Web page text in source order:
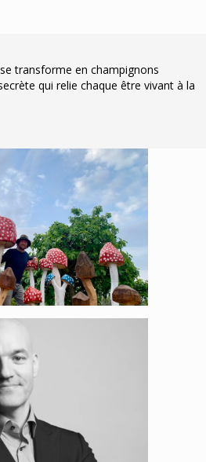
transforme en champignons
qui relie chaque être vivant à la